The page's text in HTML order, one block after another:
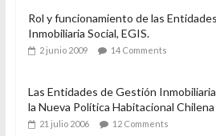
Rol y funcionamiento de las
Inmobiliaria Social, EGIS.
2 junio 2009 14 Comments
Las Entidades de Gestión
la Nueva Política Habitacional Chilena
21 julio 2006 12 Comments